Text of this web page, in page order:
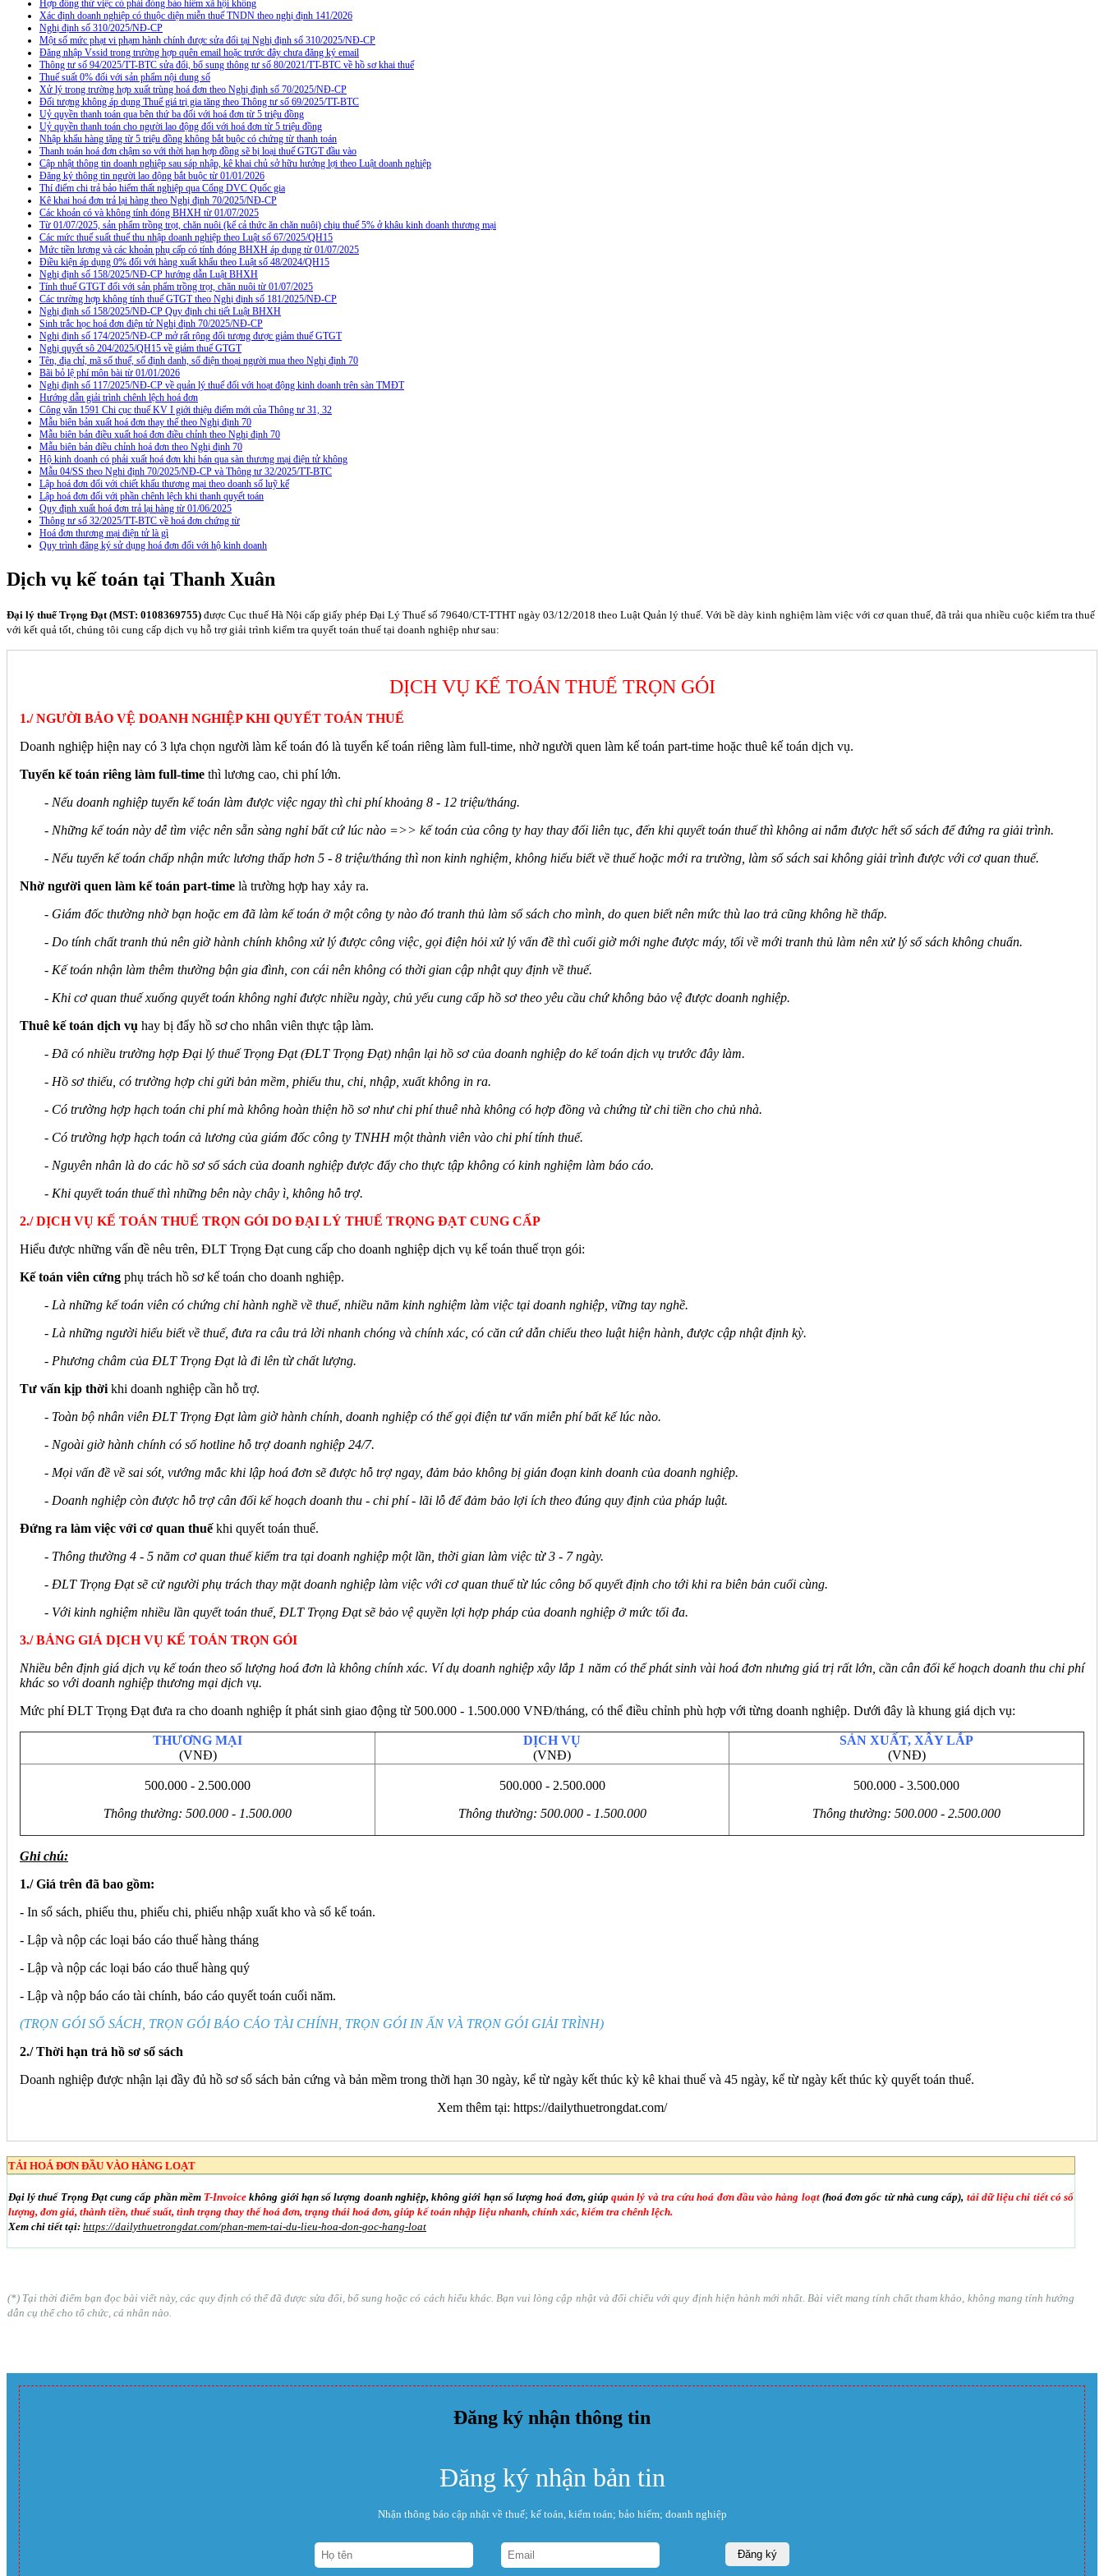
Hợp đồng thử việc có phải đóng bảo hiểm xã hội không
Xác định doanh nghiệp có thuộc diện miễn thuế TNDN theo nghị định 141/2026
Nghị định số 310/2025/NĐ-CP
Một số mức phạt vi phạm hành chính được sửa đổi tại Nghị định số 310/2025/NĐ-CP
Đăng nhập Vssid trong trường hợp quên email hoặc trước đây chưa đăng ký email
Thông tư số 94/2025/TT-BTC sửa đổi, bổ sung thông tư số 80/2021/TT-BTC về hồ sơ khai thuế
Thuế suất 0% đối với sản phẩm nội dung số
Xử lý trong trường hợp xuất trùng hoá đơn theo Nghị định số 70/2025/NĐ-CP
Đối tượng không áp dụng Thuế giá trị gia tăng theo Thông tư số 69/2025/TT-BTC
Uỷ quyền thanh toán qua bên thứ ba đối với hoá đơn từ 5 triệu đồng
Uỷ quyền thanh toán cho người lao động đối với hoá đơn từ 5 triệu đồng
Nhập khẩu hàng tặng từ 5 triệu đồng không bắt buộc có chứng từ thanh toán
Thanh toán hoá đơn chậm so với thời hạn hợp đồng sẽ bị loại thuế GTGT đầu vào
Cập nhật thông tin doanh nghiệp sau sáp nhập, kê khai chủ sở hữu hưởng lợi theo Luật doanh nghiệp
Đăng ký thông tin người lao động bắt buộc từ 01/01/2026
Thí điểm chi trả bảo hiểm thất nghiệp qua Cổng DVC Quốc gia
Kê khai hoá đơn trả lại hàng theo Nghị định 70/2025/NĐ-CP
Các khoản có và không tính đóng BHXH từ 01/07/2025
Từ 01/07/2025, sản phẩm trồng trọt, chăn nuôi (kể cả thức ăn chăn nuôi) chịu thuế 5% ở khâu kinh doanh thương mại
Các mức thuế suất thuế thu nhập doanh nghiệp theo Luật số 67/2025/QH15
Mức tiền lương và các khoản phụ cấp có tính đóng BHXH áp dụng từ 01/07/2025
Điều kiện áp dụng 0% đối với hàng xuất khẩu theo Luật số 48/2024/QH15
Nghị định số 158/2025/NĐ-CP hướng dẫn Luật BHXH
Tính thuế GTGT đối với sản phẩm trồng trọt, chăn nuôi từ 01/07/2025
Các trường hợp không tính thuế GTGT theo Nghị định số 181/2025/NĐ-CP
Nghị định số 158/2025/NĐ-CP Quy định chi tiết Luật BHXH
Sinh trắc học hoá đơn điện tử Nghị định 70/2025/NĐ-CP
Nghị định số 174/2025/NĐ-CP mở rất rộng đối tượng được giảm thuế GTGT
Nghị quyết sô 204/2025/QH15 về giảm thuế GTGT
Tên, địa chỉ, mã số thuế, số định danh, số điện thoại người mua theo Nghị định 70
Bãi bỏ lệ phí môn bài từ 01/01/2026
Nghị định số 117/2025/NĐ-CP về quản lý thuế đối với hoạt động kinh doanh trên sàn TMĐT
Hướng dẫn giải trình chênh lệch hoá đơn
Công văn 1591 Chi cục thuế KV I giới thiệu điểm mới của Thông tư 31, 32
Mẫu biên bản xuất hoá đơn thay thế theo Nghị định 70
Mẫu biên bản điều xuất hoá đơn điều chỉnh theo Nghị định 70
Mẫu biên bản điều chỉnh hoá đơn theo Nghị định 70
Hộ kinh doanh có phải xuất hoá đơn khi bán qua sàn thương mại điện tử không
Mẫu 04/SS theo Nghi định 70/2025/NĐ-CP và Thông tư 32/2025/TT-BTC
Lập hoá đơn đối với chiết khấu thương mại theo doanh số luỹ kế
Lập hoá đơn đối với phần chênh lệch khi thanh quyết toán
Quy định xuất hoá đơn trả lại hàng từ 01/06/2025
Thông tư số 32/2025/TT-BTC về hoá đơn chứng từ
Hoá đơn thương mại điện tử là gì
Quy trình đăng ký sử dụng hoá đơn đối với hộ kinh doanh
Dịch vụ kế toán tại Thanh Xuân
Đại lý thuế Trọng Đạt (MST: 0108369755) được Cục thuế Hà Nội cấp giấy phép Đại Lý Thuế số 79640/CT-TTHT ngày 03/12/2018 theo Luật Quản lý thuế. Với bề dày kinh nghiệm làm việc với cơ quan thuế, đã trải qua nhiều cuộc kiểm tra thuế
với kết quả tốt, chúng tôi cung cấp dịch vụ hỗ trợ giải trình kiểm tra quyết toán thuế tại doanh nghiệp như sau:
DỊCH VỤ KẾ TOÁN THUẾ TRỌN GÓI
1./ NGƯỜI BẢO VỆ DOANH NGHIỆP KHI QUYẾT TOÁN THUẾ
Doanh nghiệp hiện nay có 3 lựa chọn người làm kế toán đó là tuyển kế toán riêng làm full-time, nhờ người quen làm kế toán part-time hoặc thuê kế toán dịch vụ.
Tuyển kế toán riêng làm full-time thì lương cao, chi phí lớn.
- Nếu doanh nghiệp tuyển kế toán làm được việc ngay thì chi phí khoảng 8 - 12 triệu/tháng.
- Những kế toán này dễ tìm việc nên sẵn sàng nghỉ bất cứ lúc nào =>> kế toán của công ty hay thay đổi liên tục, đến khi quyết toán thuế thì không ai nắm được hết sổ sách để đứng ra giải trình.
- Nếu tuyển kế toán chấp nhận mức lương thấp hơn 5 - 8 triệu/tháng thì non kinh nghiệm, không hiểu biết về thuế hoặc mới ra trường, làm sổ sách sai không giải trình được với cơ quan thuế.
Nhờ người quen làm kế toán part-time là trường hợp hay xảy ra.
- Giám đốc thường nhờ bạn hoặc em đã làm kế toán ở một công ty nào đó tranh thủ làm sổ sách cho mình, do quen biết nên mức thù lao trả cũng không hề thấp.
- Do tính chất tranh thủ nên giờ hành chính không xử lý được công việc, gọi điện hỏi xử lý vấn đề thì cuối giờ mới nghe được máy, tối về mới tranh thủ làm nên xử lý sổ sách không chuẩn.
- Kế toán nhận làm thêm thường bận gia đình, con cái nên không có thời gian cập nhật quy định về thuế.
- Khi cơ quan thuế xuống quyết toán không nghỉ được nhiều ngày, chủ yếu cung cấp hồ sơ theo yêu cầu chứ không bảo vệ được doanh nghiệp.
Thuê kế toán dịch vụ hay bị đẩy hồ sơ cho nhân viên thực tập làm.
- Đã có nhiều trường hợp Đại lý thuế Trọng Đạt (ĐLT Trọng Đạt) nhận lại hồ sơ của doanh nghiệp do kế toán dịch vụ trước đây làm.
- Hồ sơ thiếu, có trường hợp chỉ gửi bản mềm, phiếu thu, chi, nhập, xuất không in ra.
- Có trường hợp hạch toán chi phí mà không hoàn thiện hồ sơ như chi phí thuê nhà không có hợp đồng và chứng từ chi tiền cho chủ nhà.
- Có trường hợp hạch toán cả lương của giám đốc công ty TNHH một thành viên vào chi phí tính thuế.
- Nguyên nhân là do các hồ sơ sổ sách của doanh nghiệp được đẩy cho thực tập không có kinh nghiệm làm báo cáo.
- Khi quyết toán thuế thì những bên này chây ì, không hỗ trợ.
2./ DỊCH VỤ KẾ TOÁN THUẾ TRỌN GÓI DO ĐẠI LÝ THUẾ TRỌNG ĐẠT CUNG CẤP
Hiểu được những vấn đề nêu trên, ĐLT Trọng Đạt cung cấp cho doanh nghiệp dịch vụ kế toán thuế trọn gói:
Kế toán viên cứng phụ trách hồ sơ kế toán cho doanh nghiệp.
- Là những kế toán viên có chứng chỉ hành nghề về thuế, nhiều năm kinh nghiệm làm việc tại doanh nghiệp, vững tay nghề.
- Là những người hiểu biết về thuế, đưa ra câu trả lời nhanh chóng và chính xác, có căn cứ dẫn chiếu theo luật hiện hành, được cập nhật định kỳ.
- Phương châm của ĐLT Trọng Đạt là đi lên từ chất lượng.
Tư vấn kịp thời khi doanh nghiệp cần hỗ trợ.
- Toàn bộ nhân viên ĐLT Trọng Đạt làm giờ hành chính, doanh nghiệp có thể gọi điện tư vấn miễn phí bất kể lúc nào.
- Ngoài giờ hành chính có số hotline hỗ trợ doanh nghiệp 24/7.
- Mọi vấn đề về sai sót, vướng mắc khi lập hoá đơn sẽ được hỗ trợ ngay, đảm bảo không bị gián đoạn kinh doanh của doanh nghiệp.
- Doanh nghiệp còn được hỗ trợ cân đối kế hoạch doanh thu - chi phí - lãi lỗ để đảm bảo lợi ích theo đúng quy định của pháp luật.
Đứng ra làm việc với cơ quan thuếkhi quyết toán thuế.
- Thông thường 4 - 5 năm cơ quan thuế kiểm tra tại doanh nghiệp một lần, thời gian làm việc từ 3 - 7 ngày.
- ĐLT Trọng Đạt sẽ cử người phụ trách thay mặt doanh nghiệp làm việc với cơ quan thuế từ lúc công bố quyết định cho tới khi ra biên bản cuối cùng.
- Với kinh nghiệm nhiều lần quyết toán thuế, ĐLT Trọng Đạt sẽ bảo vệ quyền lợi hợp pháp của doanh nghiệp ở mức tối đa.
3./ BẢNG GIÁ DỊCH VỤ KẾ TOÁN TRỌN GÓI
Nhiều bên định giá dịch vụ kế toán theo số lượng hoá đơn là không chính xác. Ví dụ doanh nghiệp xây lắp 1 năm có thể phát sinh vài hoá đơn nhưng giá trị rất lớn, cần cân đối kế hoạch doanh thu chi phí
khác so với doanh nghiệp thương mại dịch vụ.
Mức phí ĐLT Trọng Đạt đưa ra cho doanh nghiệp ít phát sinh giao động từ 500.000 - 1.500.000 VNĐ/tháng, có thể điều chỉnh phù hợp với từng doanh nghiệp. Dưới đây là khung giá dịch vụ:
THƯƠNG MẠI
(VNĐ)
DỊCH VỤ
(VNĐ)
SẢN XUẤT, XÂY LẮP
(VNĐ)
500.000 - 2.500.000
Thông thường: 500.000 - 1.500.000
500.000 - 2.500.000
Thông thường: 500.000 - 1.500.000
500.000 - 3.500.000
Thông thường: 500.000 - 2.500.000
Ghi chú:
1./ Giá trên đã bao gồm:
- In sổ sách, phiếu thu, phiếu chi, phiếu nhập xuất kho và sổ kế toán.
- Lập và nộp các loại báo cáo thuế hàng tháng
- Lập và nộp các loại báo cáo thuế hàng quý
- Lập và nộp báo cáo tài chính, báo cáo quyết toán cuối năm.
(TRỌN GÓI SỔ SÁCH, TRỌN GÓI BÁO CÁO TÀI CHÍNH, TRỌN GÓI IN ẤN VÀ TRỌN GÓI GIẢI TRÌNH)
2./ Thời hạn trả hồ sơ sổ sách
Doanh nghiệp được nhận lại đầy đủ hồ sơ sổ sách bản cứng và bản mềm trong thời hạn 30 ngày, kể từ ngày kết thúc kỳ kê khai thuế và 45 ngày, kể từ ngày kết thúc kỳ quyết toán thuế.
Xem thêm tại: https://dailythuetrongdat.com/
TẢI HOÁ ĐƠN ĐẦU VÀO HÀNG LOẠT
Đại lý thuế Trọng Đạt cung cấp phần mềm T-Invoice không giới hạn số lượng doanh nghiệp, không giới hạn số lượng hoá đơn, giúpquản lý và tra cứu hoá đơn đầu vào hàng loạt(hoá đơn gốc từ nhà cung cấp), tải dữ liệu chi tiết có số
lượng, đơn giá, thành tiền, thuế suất, tình trạng thay thế hoá đơn, trạng thái hoá đơn, giúp kế toán nhập liệu nhanh, chính xác, kiểm tra chênh lệch.
Xem chi tiết tại: https://dailythuetrongdat.com/phan-mem-tai-du-lieu-hoa-don-goc-hang-loat
(*) Tại thời điểm bạn đọc bài viết này, các quy định có thể đã được sửa đổi, bổ sung hoặc có cách hiểu khác. Bạn vui lòng cập nhật và đối chiếu với quy định hiện hành mới nhất. Bài viết mang tính chất tham khảo, không mang tính hướng
dẫn cụ thể cho tổ chức, cá nhân nào.
Đăng ký nhận thông tin
Đăng ký nhận bản tin
Nhận thông báo cập nhật về thuế; kế toán, kiểm toán; bảo hiểm; doanh nghiệp